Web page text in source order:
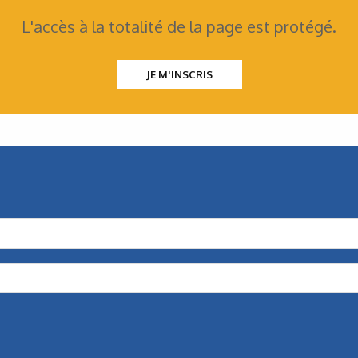
Mécatronique
pour les entraînements
L'accès à la totalité de la page est protégé.
JE M'INSCRIS